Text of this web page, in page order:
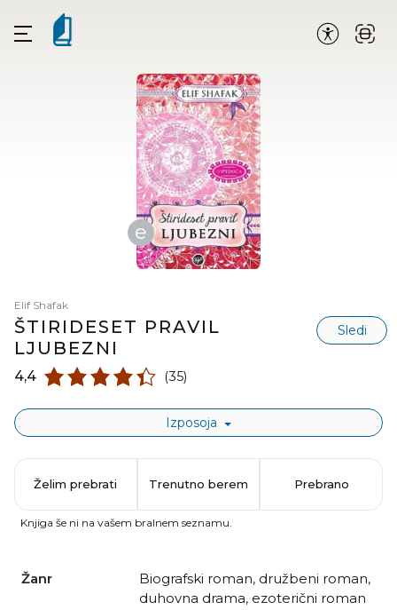
e
Elif Shafak
ŠTIRIDESET PRAVIL
LJUBEZNI
Sledi
4,4 (35)
Izposoja
Žanr biografski roman, družbeni roman,
duhovna drama, ezoterični roman
Želim prebrati Trenutno berem Prebrano
Knjiga še ni na vašem bralnem seznamu.